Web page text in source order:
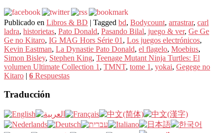
Publicado en Libros & BD | Tagged bd, Bodycount, arrastrar, carl
ladra, historietas, Pato Donald, Pasando Bilal, juego & ver, Ge Ge
Ge no Kitaro, IG MAG Hors Série 01 , Los juegos electrónicos,
Kevin Eastman, La Dynastie Pato Donald, el flagelo, Moebius,
Simon Bisley, Stephen King, Teenage Mutant Ninja Turtles: El
volumen Ultimate Collection 1 , TMNT, tome 1 , yokai, Gegege no
Kitaro | 6 Respuestas
Traducción